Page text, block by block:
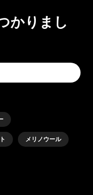
かりまし
メリノウール